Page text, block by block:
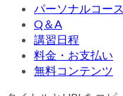
パーソナルコース
Q＆A
講習日程
料金・お支払い
無料コンテンツ